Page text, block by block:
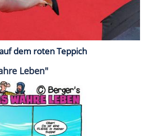
dem roten Teppich
Leben"